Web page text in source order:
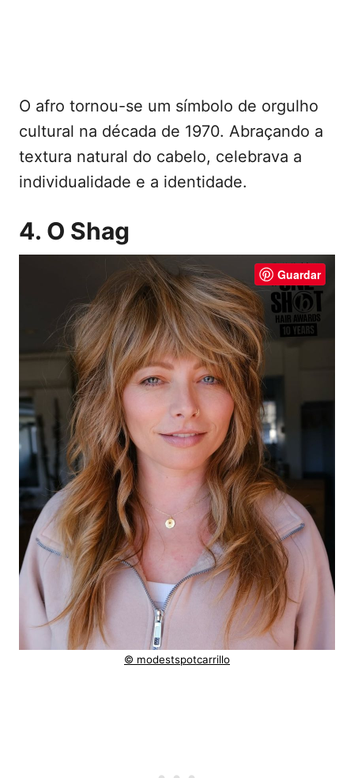
O afro tornou-se um símbolo de orgulho
cultural na década de 1970. Abraçando a
textura natural do cabelo, celebrava a
individualidade e a identidade.
4. O Shag
Guardar
© modestspotcarrillo